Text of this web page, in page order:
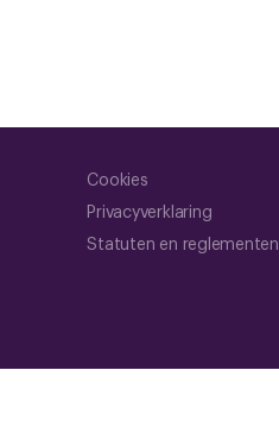
Cookies
Privacyverklaring
Statuten en reglementen